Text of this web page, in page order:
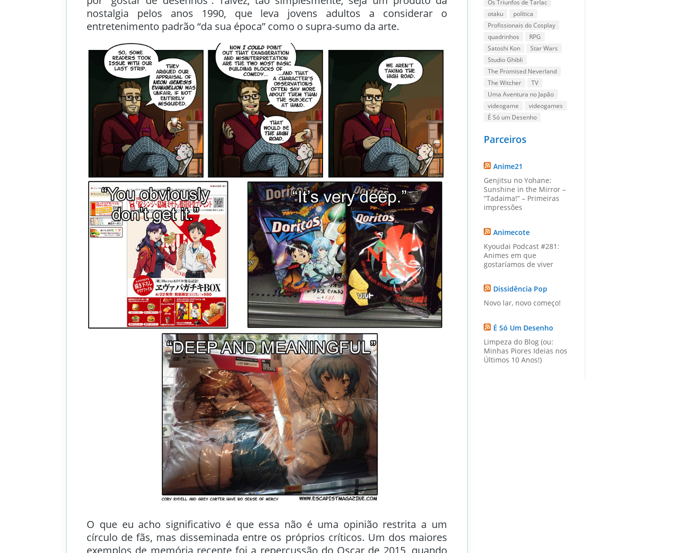
nostalgia pelos anos 1990, que leva jovens adultos a considerar o
entretenimento padrão “da sua época” como o supra-sumo da arte.
O que eu acho significativo é que essa não é uma opinião restrita a um
círculo de fãs, mas disseminada entre os próprios críticos. Um dos maiores
Os Triunfos de Tarlac
otaku
política
Profissionais do Cosplay
quadrinhos
RPG
Satoshi Kon
Star Wars
Studio Ghibli
The Promised Neverland
The Witcher
TV
Uma Aventura no Japão
videogame
videogames
É Só um Desenho
Parceiros
Anime21
Genjitsu no Yohane:
Sunshine in the Mirror –
“Tadaima!” – Primeiras
impressões
Animecote
Kyoudai Podcast #281:
Animes em que
gostaríamos de viver
Dissidência Pop
Novo lar, novo começo!
É Só Um Desenho
Limpeza do Blog (ou:
Minhas Piores Ideias nos
Últimos 10 Anos!)